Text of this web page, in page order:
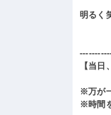
明るく
【当
※万が
※時間